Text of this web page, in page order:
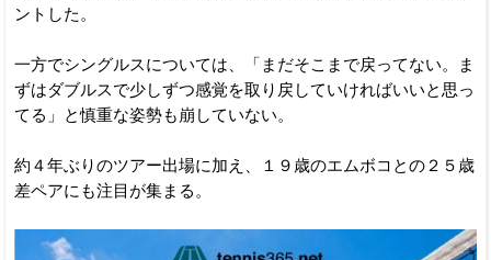
ントした。
一方でシングルスについては、「まだそこまで戻ってない。ま
ずはダブルスで少しずつ感覚を取り戻していければいいと思っ
てる」と慎重な姿勢も崩していない。
約４年ぶりのツアー出場に加え、１９歳のエムボコとの２５歳
差ペアにも注目が集まる。